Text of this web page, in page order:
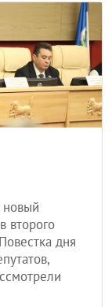
новый
второго
дня